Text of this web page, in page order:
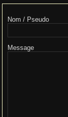
Nom / Pseudo
Message